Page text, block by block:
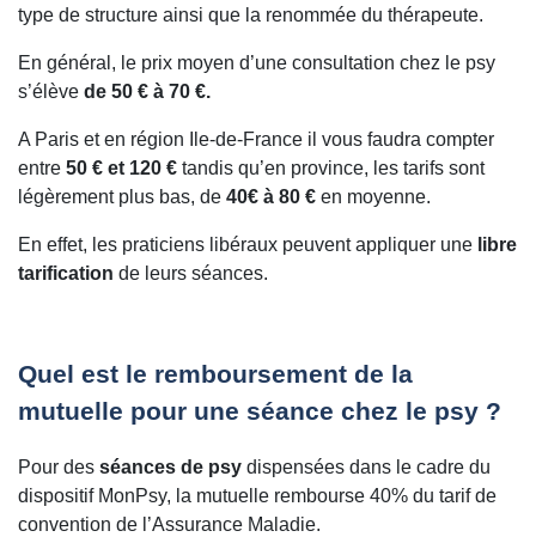
type de structure ainsi que la renommée du thérapeute.
En général, le prix moyen d’une consultation chez le psy
s’élève de 50 € à 70 €.
A Paris et en région Ile-de-France il vous faudra compter
entre 50 € et 120 € tandis qu’en province, les tarifs sont
légèrement plus bas, de 40€ à 80 € en moyenne.
En effet, les praticiens libéraux peuvent appliquer une libre
tarification de leurs séances.
Quel est le remboursement de la
mutuelle pour une séance chez le psy ?
Pour des séances de psy dispensées dans le cadre du
dispositif MonPsy, la mutuelle rembourse 40% du tarif de
convention de l’Assurance Maladie.